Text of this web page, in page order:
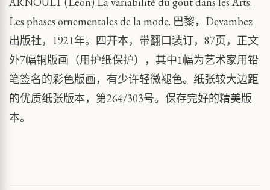
Les phases ornementales de la mode. 巴黎，Devambez
出版社，1921年。四开本，带翻口装订，87页，正文
外7幅铜版画（用护纸保护），其中1幅为艺术家用铅
笔签名的彩色版画，有少许轻微褪色。纸张较大边距
的优质纸张版本，第264/303号。保存完好的精美版
本。